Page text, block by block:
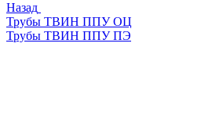
Назад
Трубы ТВИН ППУ ОЦ
Трубы ТВИН ППУ ПЭ